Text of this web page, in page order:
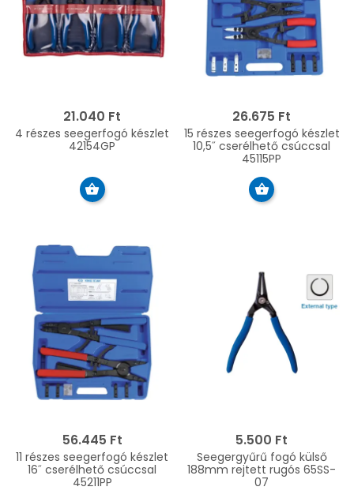
21.040 Ft
4 részes seegerfogó készlet
42154GP
26.675 Ft
15 részes seegerfogó készlet
10,5˝ cserélhető csúccsal
45115PP
56.445 Ft
11 részes seegerfogó készlet
16˝ cserélhető csúccsal
45211PP
5.500 Ft
Seegergyűrű fogó külső
188mm rejtett rugós 65SS-
07